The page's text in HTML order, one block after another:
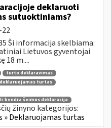
deklaruoti
sutuoktiniams?
Ši informacija skelbiama:
Lietuvos gyventojai
18 m....
turto deklaravimas
deklaruojamas turtas
bendra šeimos deklaracija
žinyno kategorijos:
Deklaruojamas turtas